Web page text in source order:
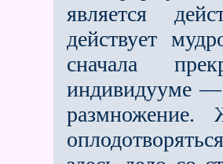
является
действует
сначала
индивидууме —
размножение.